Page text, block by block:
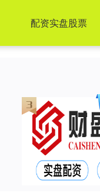
配资实盘股票